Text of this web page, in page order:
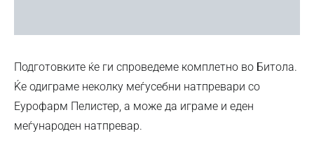
Подготовките ќе ги спроведеме комплетно во Битола.
Ќе одиграме неколку меѓусебни натпревари со
Еурофарм Пелистер, а може да играме и еден
меѓународен натпревар.